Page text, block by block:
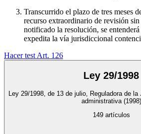
Transcurrido el plazo de tres meses
recurso extraordinario de revisión
notificado la resolución, se
expedita la vía jurisdiccional
Hacer test Art. 126
Ley 29/1998
Ley 29/1998, de 13 de julio, Reguladora de
administrativa (1998)
149artículos